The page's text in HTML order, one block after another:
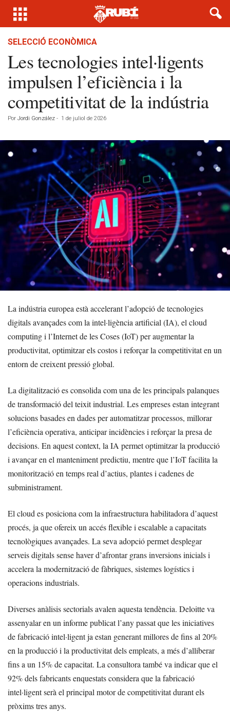
SELECCIÓ ECONÒMICA
Les tecnologies intel·ligents
impulsen l’eficiència i la
competitivitat de la indústria
Por Jordi González - 1 de juliol de 2026
La indústria europea està accelerant l’adopció de tecnologies
digitals avançades com la intel·ligència artificial (IA), el cloud
computing i l’Internet de les Coses (IoT) per augmentar la
productivitat, optimitzar els costos i reforçar la competitivitat en un
entorn de creixent pressió global.
La digitalització es consolida com una de les principals palanques
de transformació del teixit industrial. Les empreses estan integrant
solucions basades en dades per automatitzar processos, millorar
l’eficiència operativa, anticipar incidències i reforçar la presa de
decisions. En aquest context, la IA permet optimitzar la producció
i avançar en el manteniment predictiu, mentre que l’IoT facilita la
monitorització en temps real d’actius, plantes i cadenes de
subministrament.
El cloud es posiciona com la infraestructura habilitadora d’aquest
procés, ja que ofereix un accés flexible i escalable a capacitats
tecnològiques avançades. La seva adopció permet desplegar
serveis digitals sense haver d’afrontar grans inversions inicials i
accelera la modernització de fàbriques, sistemes logístics i
operacions industrials.
Diverses anàlisis sectorials avalen aquesta tendència. Deloitte va
assenyalar en un informe publicat l’any passat que les iniciatives
de fabricació intel·ligent ja estan generant millores de fins al 20%
en la producció i la productivitat dels empleats, a més d’alliberar
fins a un 15% de capacitat. La consultora també va indicar que el
92% dels fabricants enquestats considera que la fabricació
intel·ligent serà el principal motor de competitivitat durant els
pròxims tres anys.